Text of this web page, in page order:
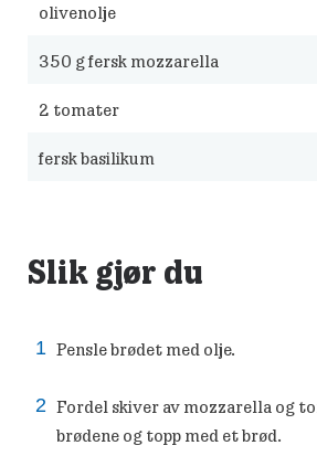
olivenolje
350 g fersk mozzarella
2 tomater
fersk basilikum
Slik gjør du
Pensle brødet med olje.
Fordel skiver av mozzarella og
brødene og topp med et brød.